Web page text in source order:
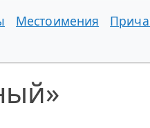
Местоимения